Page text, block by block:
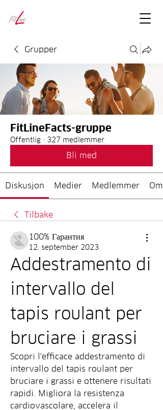
Grupper
FitLineFacts-gruppe
Offentlig · 327 medlemmer
Bli med
Diskusjon Medier Medlemmer Om
Tilbake
100% Гарантия
12. september 2023
Addestramento di
intervallo del
tapis roulant per
bruciare i grassi
Scopri l'efficace addestramento di
intervallo del tapis roulant per
bruciare i grassi e ottenere risultati
rapidi. Migliora la resistenza
cardiovascolare, accelera il